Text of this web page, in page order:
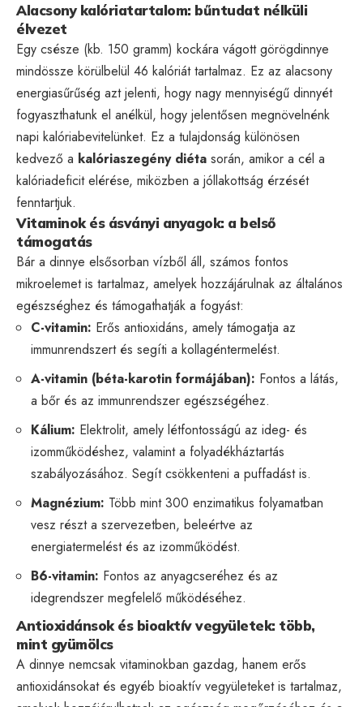
Alacsony kalóriatartalom: bűntudat nélküli
élvezet
Egy csésze (kb. 150 gramm) kockára vágott görögdinnye
mindössze körülbelül 46 kalóriát tartalmaz. Ez az alacsony
energiasűrűség azt jelenti, hogy nagy mennyiségű dinnyét
fogyaszthatunk el anélkül, hogy jelentősen megnövelnénk
napi kalóriabevitelünket. Ez a tulajdonság különösen
kedvező a kalóriaszegény diéta során, amikor a cél a
kalóriadeficit elérése, miközben a jóllakottság érzését
fenntartjuk.
Vitaminok és ásványi anyagok: a belső
támogatás
Bár a dinnye elsősorban vízből áll, számos fontos
mikroelemet is tartalmaz, amelyek hozzájárulnak az általános
egészséghez és támogathatják a fogyást:
C-vitamin: Erős antioxidáns, amely támogatja az
immunrendszert és segíti a kollagéntermelést.
A-vitamin (béta-karotin formájában): Fontos a látás,
a bőr és az immunrendszer egészségéhez.
Kálium: Elektrolit, amely létfontosságú az ideg- és
izomműködéshez, valamint a folyadékháztartás
szabályozásához. Segít csökkenteni a puffadást is.
Magnézium: Több mint 300 enzimatikus folyamatban
vesz részt a szervezetben, beleértve az
energiatermelést és az izomműködést.
B6-vitamin: Fontos az anyagcseréhez és az
idegrendszer megfelelő működéséhez.
Antioxidánsok és bioaktív vegyületek: több,
mint gyümölcs
A dinnye nemcsak vitaminokban gazdag, hanem erős
antioxidánsokat és egyéb bioaktív vegyületeket is tartalmaz,